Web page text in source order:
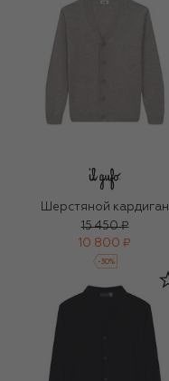
Шерстяной кардиган
15 450 ₽
10 800 ₽
-30%